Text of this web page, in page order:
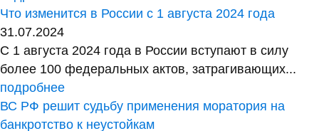
Что изменится в России с 1 августа 2024 года
31.07.2024
С 1 августа 2024 года в России вступают в силу
более 100 федеральных актов, затрагивающих...
подробнее
ВС РФ решит судьбу применения моратория на
банкротство к неустойкам